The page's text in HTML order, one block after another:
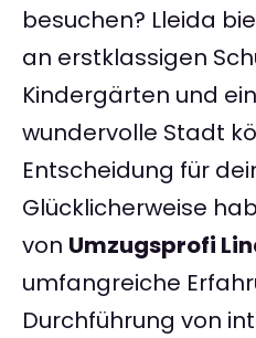
besuchen? Lleida
an erstklassigen
Kindergärten und
wundervolle Stadt
Entscheidung für
Glücklicherweise
von Umzugsprofi
umfangreiche
Durchführung von